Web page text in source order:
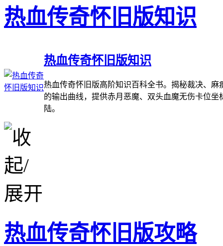
热血传奇怀旧版知识
热血传奇怀旧版知识
热血传奇怀旧版高阶知识百科全书。揭秘裁决、
的输出曲线，提供赤月恶魔、双头血魔无伤卡位
陆。
热血传奇怀旧版攻略